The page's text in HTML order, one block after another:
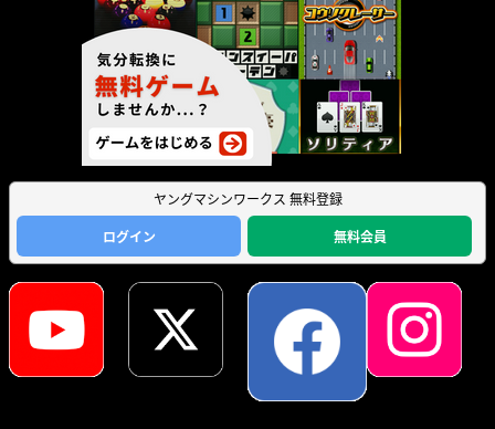
ヤングマシンワークス 無料登録
ログイン
無料会員